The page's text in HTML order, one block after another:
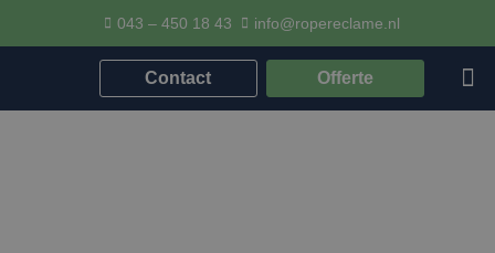
043 – 450 18 43 info@ropereclame.nl
Contact Offerte